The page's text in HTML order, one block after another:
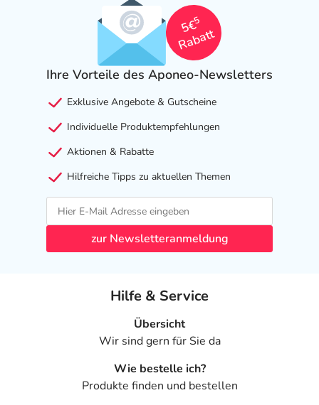
5€
5
Rabatt
Ihre Vorteile des Aponeo-Newsletters
Exklusive Angebote & Gutscheine
Individuelle Produktempfehlungen
Aktionen & Rabatte
Hilfreiche Tipps zu aktuellen Themen
zur Newsletteranmeldung
Hilfe & Service
Übersicht
Wir sind gern für Sie da
Wie bestelle ich?
Produkte finden und bestellen